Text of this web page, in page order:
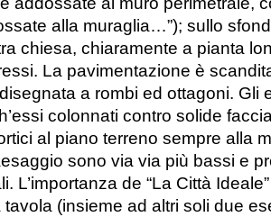
alla muraglia…”); sullo
chiesa, chiaramente a pianta
La pavimentazione è
a rombi ed ottagoni. Gli
colonnati contro solide
al piano terreno sempre alla
sono via via più bassi e
L’importanza de “La Città
(insieme ad altri soli due